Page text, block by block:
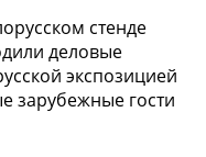
стенде
деловые
экспозицией
зарубежные гости